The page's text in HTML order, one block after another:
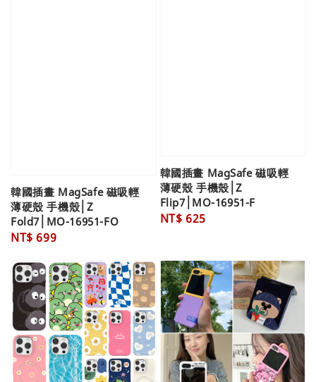
韓國插畫 MagSafe 磁吸輕
薄硬殼 手機殼│Z
Fold7│MO-16951-FO
Regular
NT$ 699
韓國插畫 MagSafe 磁吸輕
薄硬殼 手機殼│Z
Flip7│MO-16951-F
Regular
NT$ 625